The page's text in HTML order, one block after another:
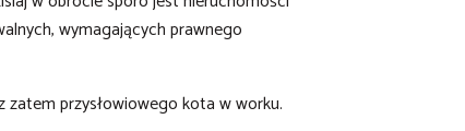
wymagających prawnego
zatem przysłowiowego kota w worku.